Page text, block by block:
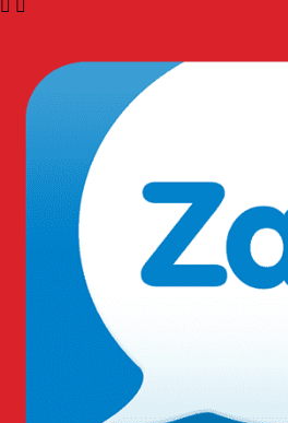
Ngành xây dựng.
Ngành khai thác mỏ.
Ngành dầu khí.
Cơ khí, phòng sạch, điện lực.
Các ngành nghề khác.
Hướng dẫn bảo quản
Vệ sinh đúng cách:
Sử dụng
kính. Tránh dùng vật liệu thô